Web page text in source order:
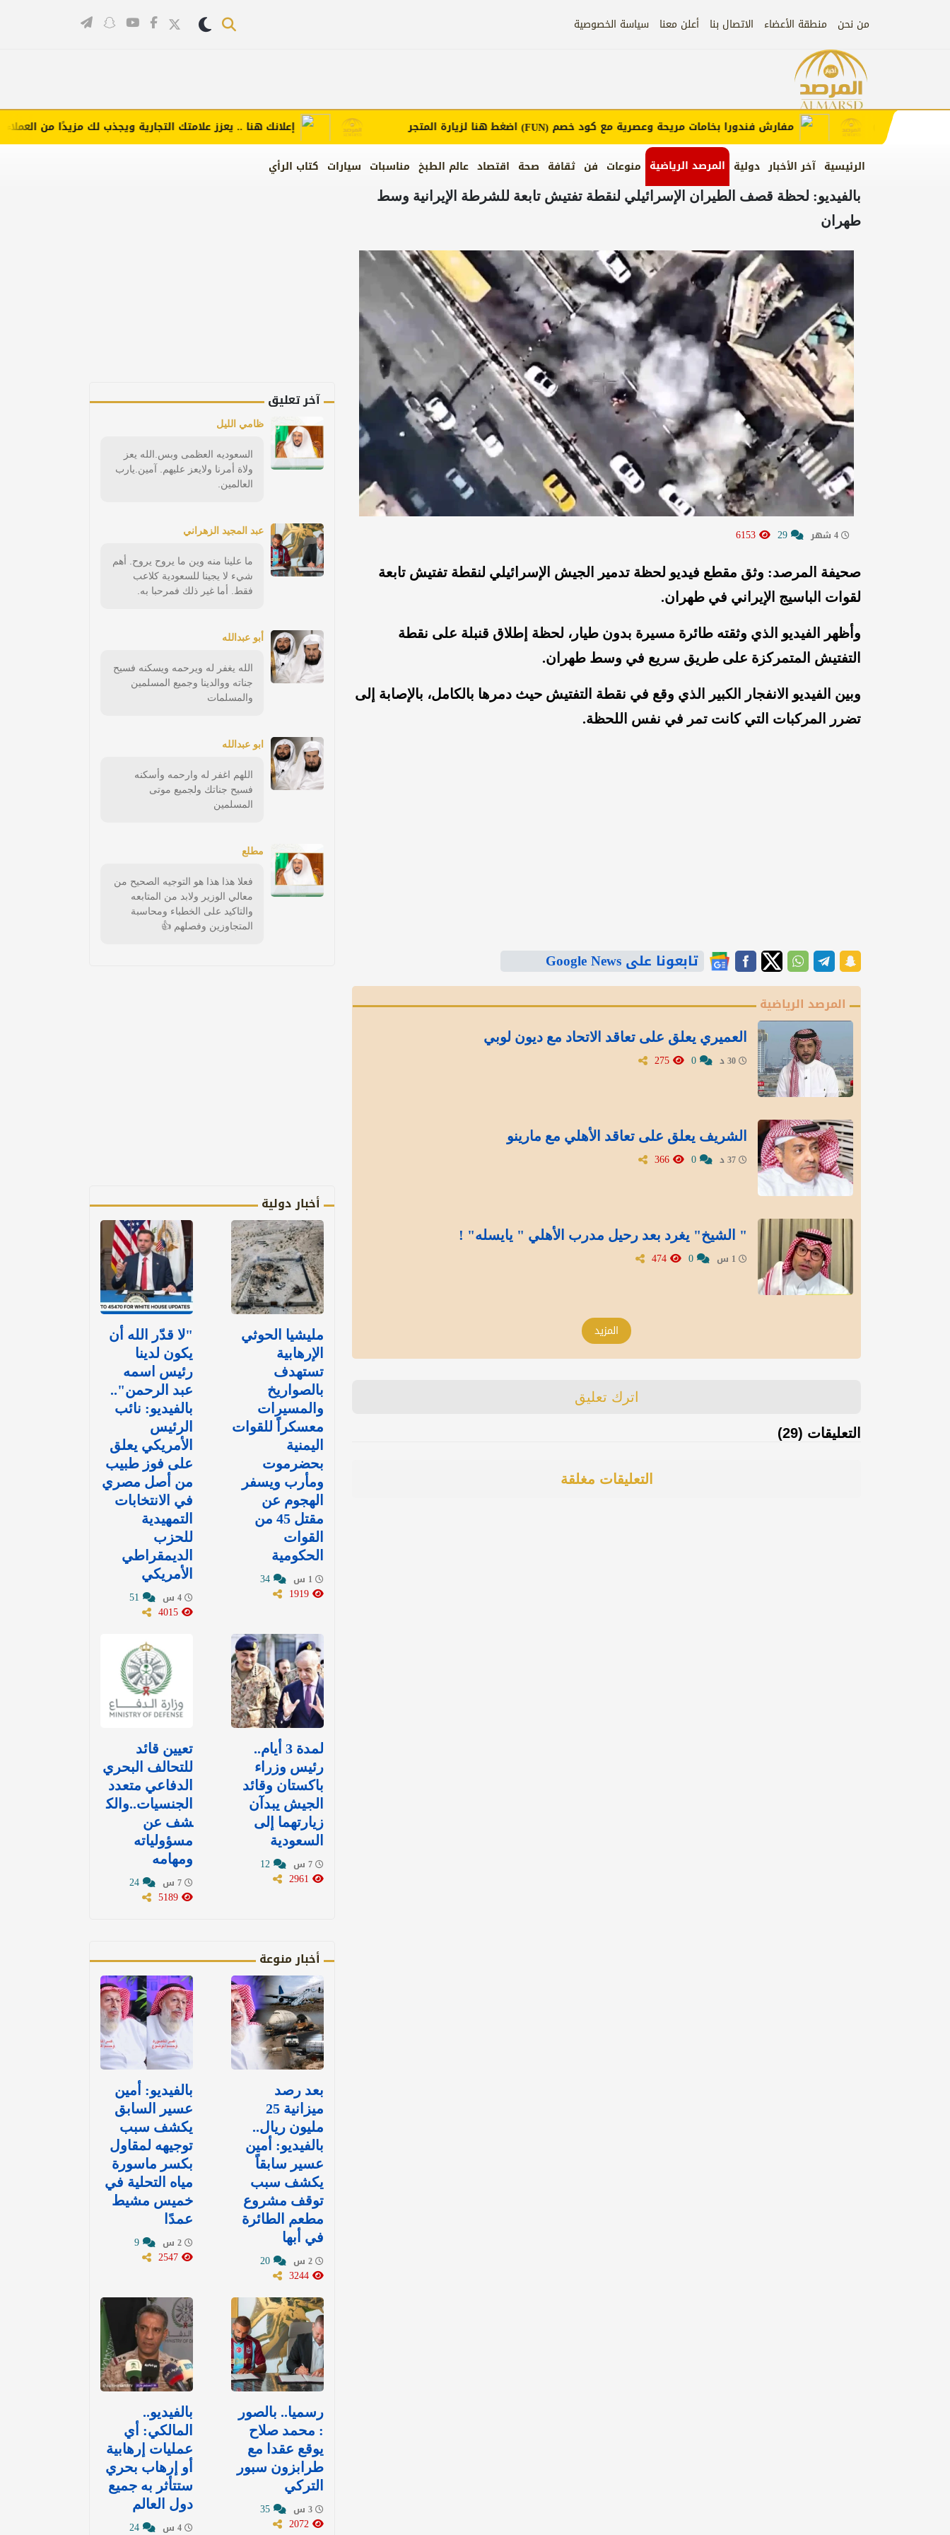
من نحن منطقة الأعضاء الاتصال بنا أعلن معنا سياسة الخصوصية
الرئيسية آخر الأخبار دولية المرصد الرياضية منوعات فن ثقافة صحة اقتصاد عالم الطبخ مناسبات سيارات كتاب الرأي
إعلانك هنا .. يعزز علامتك التجارية ويجذب لك مزيدًا من العملاء مفارش فندورا بخامات مريحة وعصرية مع كود خصم(FUN)اضغط هنا لزيارة المتجر
بالفيديو: لحظة قصف الطيران الإسرائيلي لنقطة تفتيش تابعة للشرطة الإيرانية وسط
طهران
صحيفة المرصد: وثق مقطع فيديو لحظة تدمير الجيش الإسرائيلي لنقطة تفتيش تابعة
لقوات الباسيج الإيراني في طهران.
وأظهر الفيديو الذي وثقته طائرة مسيرة بدون طيار، لحظة إطلاق قنبلة على نقطة
التفتيش المتمركزة على طريق سريع في وسط طهران.
وبين الفيديو الانفجار الكبير الذي وقع في نقطة التفتيش حيث دمرها بالكامل، بالإصابة إلى
تضرر المركبات التي كانت تمر في نفس اللحظة.
تابعونا على Google News
المرصد الرياضية
العميري يعلق على تعاقد الاتحاد مع ديون لوبي
الشريف يعلق على تعاقد الأهلي مع مارينو
" الشيخ" يغرد بعد رحيل مدرب الأهلي " يايسله" !
المزيد
اترك تعليق
التعليقات (29)
التعليقات مغلقة
آخر تعليق
ظامي الليل
السعوديه العظمى وبس.الله يعز
ولاة أمرنا ولايعز عليهم. آمين.يارب
العالمين.
عبد المجيد الزهراني
ما علينا منه وين ما يروح يروح. أهم
شيء لا يجينا للسعودية كلاعب
فقط. أما غير ذلك فمرحبا به.
أبو عبدالله
الله يغفر له ويرحمه ويسكنه فسيح
جناته ووالدينا وجميع المسلمين
والمسلمات
ابو عبدالله
اللهم اغفر له وارحمه وأسكنه
فسيح جناتك ولجميع موتى
المسلمين
مطلع
فعلا هذا هذا هو التوجيه الصحيح من
معالي الوزير ولابد من المتابعه
والتاكيد على الخطباء ومحاسبة
المتجاوزين وفصلهم 👍
أخبار دولية
مليشيا الحوثي
الإرهابية
تستهدف
بالصواريخ
والمسيرات
معسكراً للقوات
اليمنية
بحضرموت
ومأرب ويسفر
الهجوم عن
مقتل 45 من
القوات
الحكومية
"لا قدّر الله أن
يكون لدينا
رئيس اسمه
عبد الرحمن"..
بالفيديو: نائب
الرئيس
الأمريكي يعلق
على فوز طبيب
من أصل مصري
في الانتخابات
التمهيدية
للحزب
الديمقراطي
الأمريكي
لمدة 3 أيام..
رئيس وزراء
باكستان وقائد
الجيش يبدآن
زيارتهما إلى
السعودية
تعيين قائد
للتحالف البحري
الدفاعي متعدد
الجنسيات..والك
شف عن
مسؤولياته
ومهامه
أخبار منوعة
بعد رصد
ميزانية 25
مليون ريال..
بالفيديو: أمين
عسير سابقاً
يكشف سبب
توقف مشروع
مطعم الطائرة
في أبها
بالفيديو: أمين
عسير السابق
يكشف سبب
توجيهه لمقاول
بكسر ماسورة
مياه التحلية في
خميس مشيط
عمدًا
رسميا.. بالصور
: محمد صلاح
يوقع عقدا مع
طرابزون سبور
التركي
بالفيديو..
المالكي: أي
عمليات إرهابية
أو إرهاب بحري
ستتأثر به جميع
دول العالم